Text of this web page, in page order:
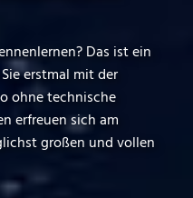
Das ist ein
erstmal mit der
ohne technische
erfreuen sich am
großen und vollen